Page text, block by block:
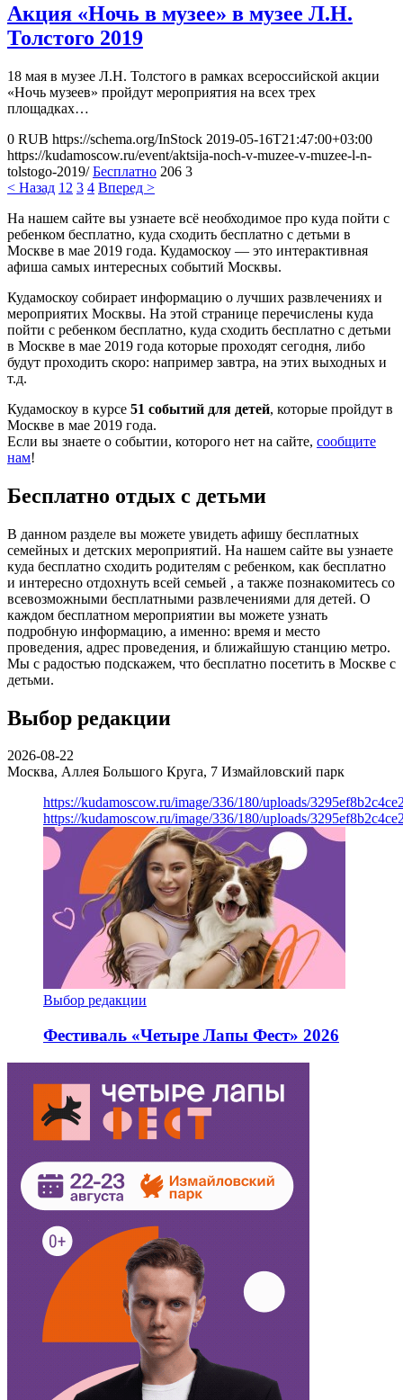
Акция «Ночь в музее» в музее Л.Н.
Толстого 2019
18 мая в музее Л.Н. Толстого в рамках всероссийской акции
«Ночь музеев» пройдут мероприятия на всех трех
площадках…
0 RUB https://schema.org/InStock 2019-05-16T21:47:00+03:00
https://kudamoscow.ru/event/aktsija-noch-v-muzee-v-muzee-l-n-
tolstogo-2019/ Бесплатно 206 3
< Назад 1 2 3 4 Вперед >
На нашем сайте вы узнаете всё необходимое про куда пойти с
ребенком бесплатно, куда сходить бесплатно с детьми в
Москве в мае 2019 года. Кудамоскоу — это интерактивная
афиша самых интересных событий Москвы.
Кудамоскоу собирает информацию о лучших развлечениях и
мероприятих Москвы. На этой странице перечислены куда
пойти с ребенком бесплатно, куда сходить бесплатно с детьми
в Москве в мае 2019 года которые проходят сегодня, либо
будут проходить скоро: например завтра, на этих выходных и
т.д.
Кудамоскоу в курсе 51 событий для детей, которые пройдут в
Москве в мае 2019 года.
Если вы знаете о событии, которого нет на сайте, сообщите
нам!
Бесплатно отдых с детьми
В данном разделе вы можете увидеть афишу бесплатных
семейных и детских мероприятий. На нашем сайте вы узнаете
куда бесплатно сходить родителям с ребенком, как бесплатно
и интересно отдохнуть всей семьей , а также познакомитесь со
всевозможными бесплатными развлечениями для детей. О
каждом бесплатном мероприятии вы можете узнать
подробную информацию, а именно: время и место
проведения, адрес проведения, и ближайшую станцию метро.
Мы с радостью подскажем, что бесплатно посетить в Москве с
детьми.
Выбор редакции
2026-08-22
Москва, Аллея Большого Круга, 7 Измайловский парк
https://kudamoscow.ru/image/336/180/uploads/
https://kudamoscow.ru/image/336/180/uploads/
Выбор редакции
Фестиваль «Четыре Лапы Фест» 2026